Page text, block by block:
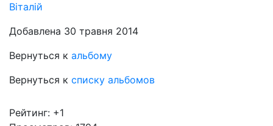
Віталій
Добавлена 30 травня 2014
Вернуться к альбому
Вернуться к списку альбомов
Рейтинг: +1